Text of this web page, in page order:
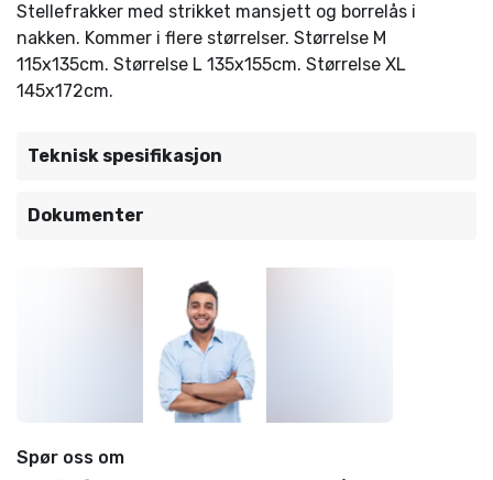
Stellefrakker med strikket mansjett og borrelås i
nakken. Kommer i flere størrelser. Størrelse M
115x135cm. Størrelse L 135x155cm. Størrelse XL
145x172cm.
Teknisk spesifikasjon
Dokumenter
Spør oss om